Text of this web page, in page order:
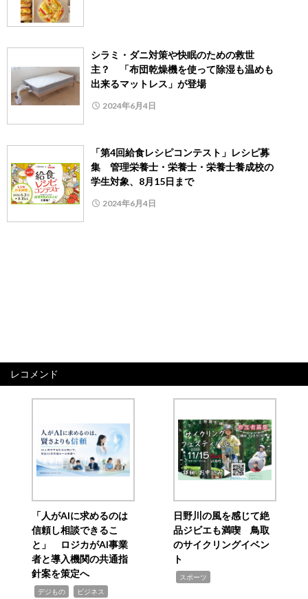
シラミ・ダニ対策や快眠のための救世
主？ 「布団乾燥機を使って除湿も温めも
出来るマットレス」が登場
2024年6月4日
「第4回給食レシピコンテスト」レシピ募
集 管理栄養士・栄養士・栄養士養成校の
学生対象、8月15日まで
2024年6月4日
レコメンド
「人がAIに求めるのは
信頼し相談できるこ
と」 ロジカがAI事業
者と導入機関の共通指
針案を策定へ
デジもの ビジネス
日野川の風を感じて絶
品ジビエも満喫 鳥取
のサイクリングイベン
ト
スポーツ